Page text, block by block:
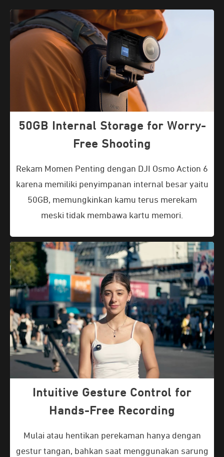
50GB Internal Storage for Worry-
Free Shooting
Rekam Momen Penting dengan DJI Osmo Action 6
karena memiliki penyimpanan internal besar yaitu
50GB, memungkinkan kamu terus merekam
meski tidak membawa kartu memori.
Intuitive Gesture Control for
Hands-Free Recording
Mulai atau hentikan perekaman hanya dengan
gestur tangan, bahkan saat menggunakan sarung